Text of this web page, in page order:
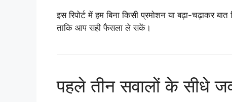
इस रिपोर्ट में हम बिना किसी प्रमोशन या बढ़ा-चढ़ाकर
ताकि आप सही फैसला ले सकें।
पहले तीन सवालों के सीधे